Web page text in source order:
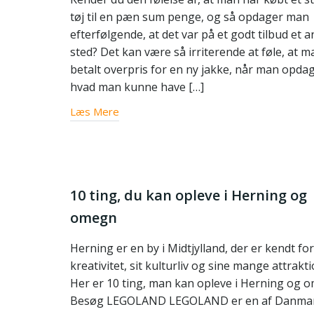
tøj til en pæn sum penge, og så opdager man
efterfølgende, at det var på et godt tilbud et
sted? Det kan være så irriterende at føle, at
betalt overpris for en ny jakke, når man
hvad man kunne have […]
Læs Mere
10 ting, du kan opleve i Herning og
omegn
Herning er en by i Midtjylland, der er kendt
kreativitet, sit kulturliv og sine mange
Her er 10 ting, man kan opleve i Herning og
Besøg LEGOLAND LEGOLAND er en af